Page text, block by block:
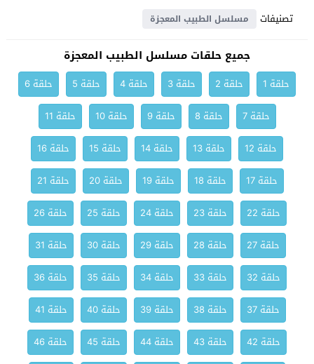
تصنيفات
مسلسل الطبيب المعجزة
جميع حلقات مسلسل الطبيب المعجزة
حلقة 1 حلقة 2 حلقة 3 حلقة 4 حلقة 5
حلقة 6
حلقة 7
حلقة 8 حلقة 9 حلقة 10
حلقة 11
حلقة 12
حلقة 13 حلقة 14 حلقة 15
حلقة 16
حلقة 17
حلقة 18 حلقة 19 حلقة 20
حلقة 21
حلقة 22
حلقة 23 حلقة 24 حلقة 25
حلقة 26
حلقة 27
حلقة 28 حلقة 29 حلقة 30
حلقة 31
حلقة 32
حلقة 33 حلقة 34 حلقة 35
حلقة 36
حلقة 37
حلقة 38 حلقة 39 حلقة 40
حلقة 41
حلقة 42
حلقة 43 حلقة 44 حلقة 45
حلقة 46